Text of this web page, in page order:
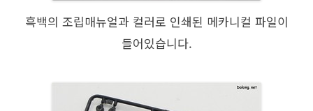
흑백의 조립매뉴얼과 컬러로 인쇄된 메카니컬 파일이
들어있습니다.